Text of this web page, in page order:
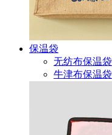
保温袋
无纺布保温袋
牛津布保温袋